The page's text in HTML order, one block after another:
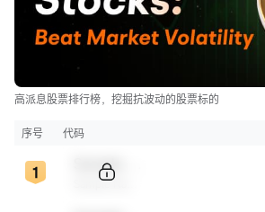
高派息股票排行榜，挖掘抗波动的股票标的
序号 代码